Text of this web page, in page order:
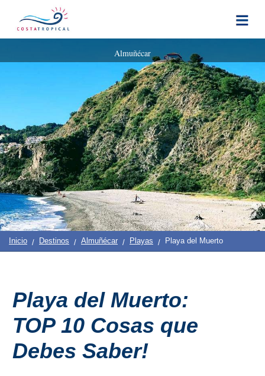
Inicio |
Contacto
Almuñécar
La
Herradura
Salobreña
COSTA
DEL
➜
Almuñécar
Inicio Destinos Almuñécar Playas Playa del Muerto
Playa del Muerto:
TOP 10 Cosas que
Debes Saber!